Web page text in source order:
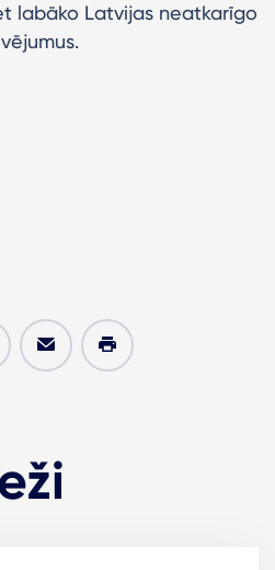
labāko Latvijas neatkarīgo